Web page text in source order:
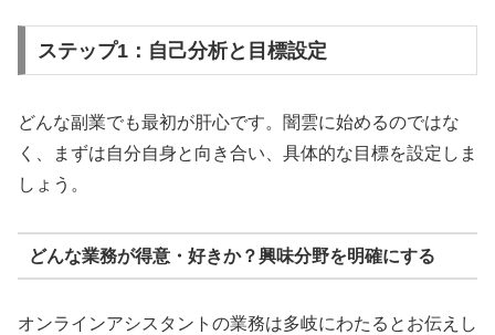
ステップ1：自己分析と目標設定
どんな副業でも最初が肝心です。闇雲に始めるのではな
く、まずは自分自身と向き合い、具体的な目標を設定しま
しょう。
どんな業務が得意・好きか？興味分野を明確にする
オンラインアシスタントの業務は多岐にわたるとお伝えし